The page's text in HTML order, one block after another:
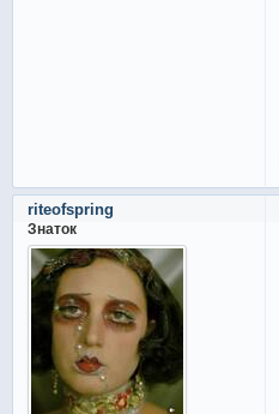
riteofspring
Знаток